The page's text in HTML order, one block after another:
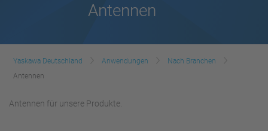
Antennen
Yaskawa Deutschland Anwendungen
Nach Branchen
Antennen
Antennen für unsere Produkte.